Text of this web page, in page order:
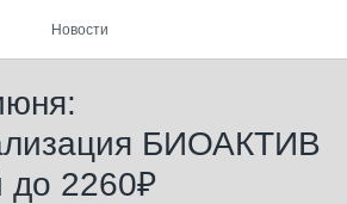
Новости
БИОАКТИВ
до 2260₽